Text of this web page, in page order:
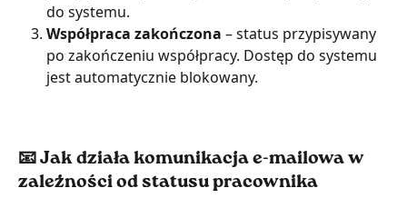
do systemu.
Współpraca zakończona – status przypisywany
po zakończeniu współpracy. Dostęp do systemu
jest automatycznie blokowany.
📧 Jak działa komunikacja e-mailowa w
zależności od statusu pracownika